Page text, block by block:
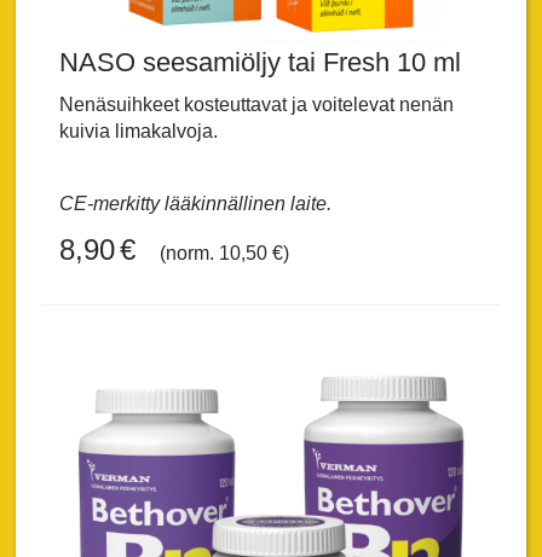
NASO seesamiöljy tai Fresh 10 ml
Nenäsuihkeet kosteuttavat ja voitelevat nenän
kuivia limakalvoja.
CE-merkitty lääkinnällinen laite.
8,90€ (norm. 10,50 €)